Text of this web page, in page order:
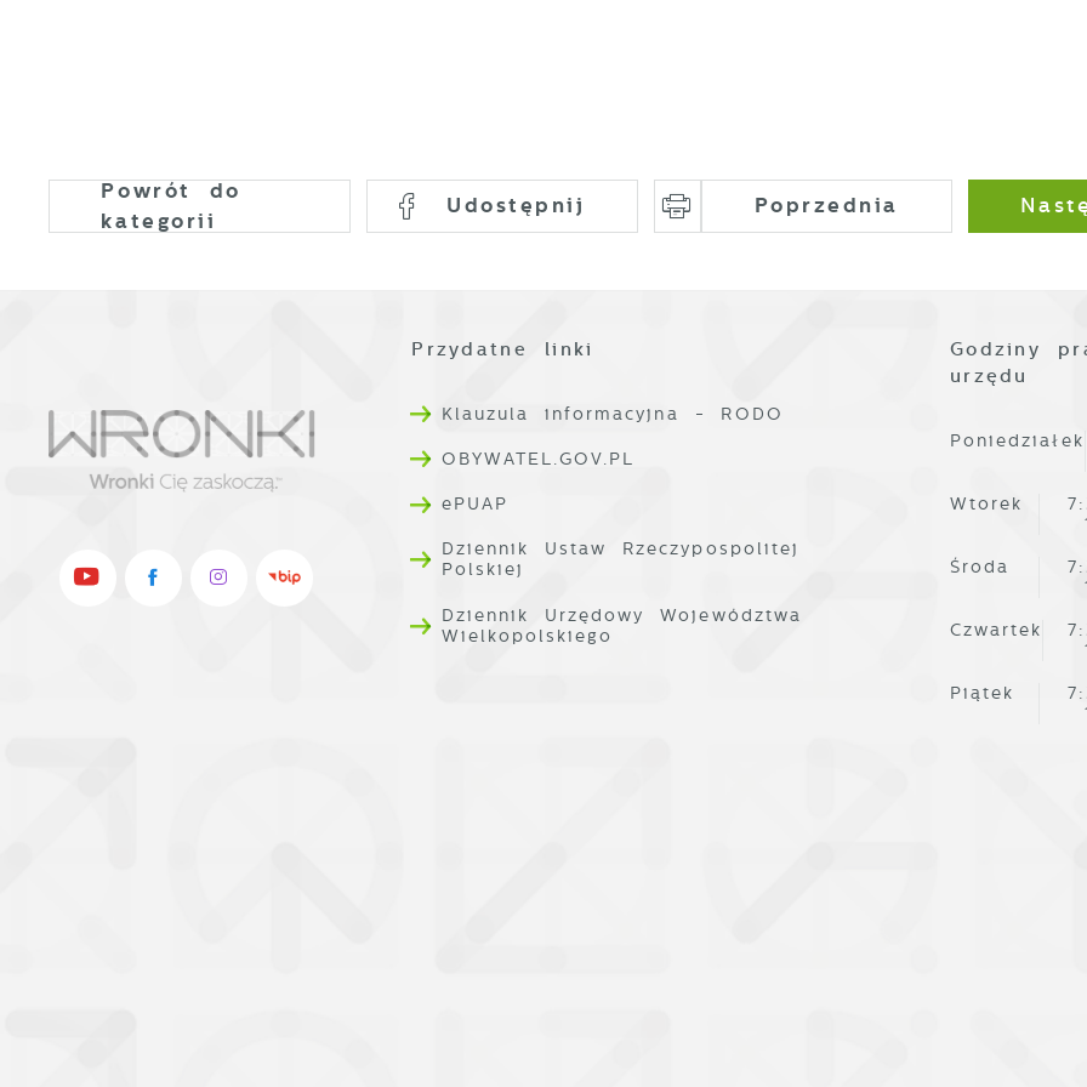
Powrót do
kategorii
Udostępnij Poprzednia
Przydatne linki
Klauzula informacyjna - RODO
OBYWATEL.GOV.PL
ePUAP
Dziennik Ustaw Rzeczypospolitej
Polskiej
Dziennik Urzędowy Województwa
Wielkopolskiego
Godziny
urzędu
Poniedziałek
Wtorek
Środa
Czwartek
Piątek